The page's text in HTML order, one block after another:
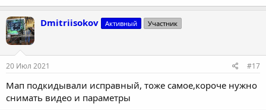
Dmitriisokov Активный Участник
20 Июл 2021 #17
Мап подкидывали исправный, тоже самое,короче нужно
снимать видео и параметры